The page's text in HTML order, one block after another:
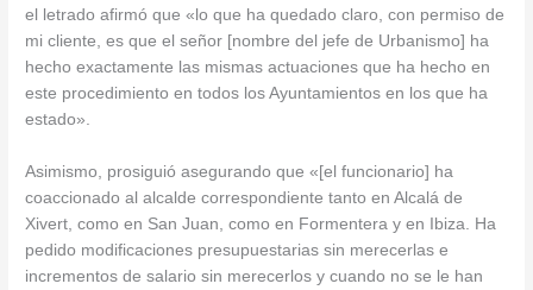
el letrado afirmó que «lo que ha quedado claro, con permiso de
mi cliente, es que el señor [nombre del jefe de Urbanismo] ha
hecho exactamente las mismas actuaciones que ha hecho en
este procedimiento en todos los Ayuntamientos en los que ha
estado».
Asimismo, prosiguió asegurando que «[el funcionario] ha
coaccionado al alcalde correspondiente tanto en Alcalá de
Xivert, como en San Juan, como en Formentera y en Ibiza. Ha
pedido modificaciones presupuestarias sin merecerlas e
incrementos de salario sin merecerlos y cuando no se le han